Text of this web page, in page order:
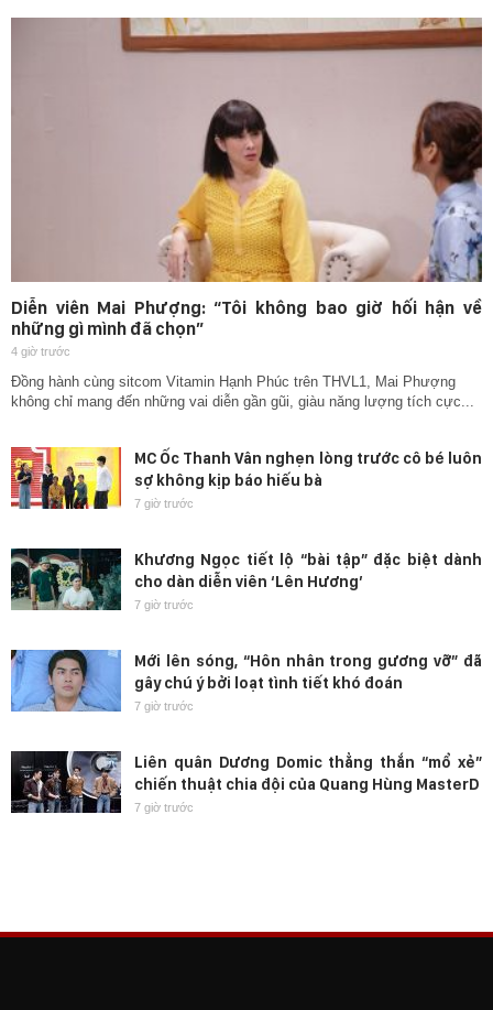
Diễn viên Mai Phượng: “Tôi không bao giờ hối hận về
những gì mình đã chọn”
4 giờ trước
Đồng hành cùng sitcom Vitamin Hạnh Phúc trên THVL1, Mai Phượng
không chỉ mang đến những vai diễn gần gũi, giàu năng lượng tích cực...
MC Ốc Thanh Vân nghẹn lòng trước cô bé luôn
sợ không kịp báo hiếu bà
7 giờ trước
Khương Ngọc tiết lộ “bài tập” đặc biệt dành
cho dàn diễn viên ‘Lên Hương’
7 giờ trước
Mới lên sóng, “Hôn nhân trong gương vỡ” đã
gây chú ý bởi loạt tình tiết khó đoán
7 giờ trước
Liên quân Dương Domic thẳng thắn “mổ xẻ”
chiến thuật chia đội của Quang Hùng MasterD
7 giờ trước